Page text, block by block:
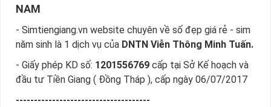
NAM
- Simtiengiang.vn website chuyên về số đẹp giá rẻ - sim
năm sinh là 1 dịch vụ của DNTN Viễn Thông Minh Tuấn.
- Giấy phép KD số: 1201556769 cấp tại Sở Kế hoạch và
đầu tư Tiền Giang ( Đồng Tháp ), cấp ngày 06/07/2017
-------------------------------------